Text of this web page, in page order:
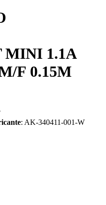
MINI 1.1A
F 0.15M
: AK-340411-001-W